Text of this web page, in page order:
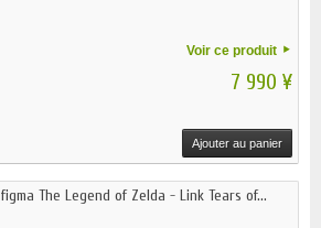
Voir ce produit
7 990 ¥
Ajouter au panier
figma The Legend of Zelda - Link Tears of...